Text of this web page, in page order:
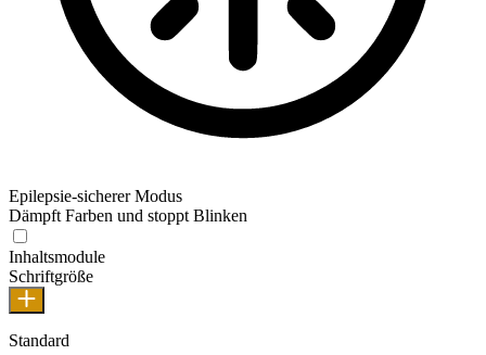
Epilepsie-sicherer Modus
Dämpft Farben und stoppt Blinken
Inhaltsmodule
Schriftgröße
Standard